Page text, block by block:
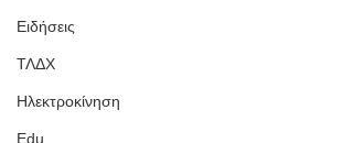
Ειδήσεις
ΤΛΔΧ
Ηλεκτροκίνηση
Edu